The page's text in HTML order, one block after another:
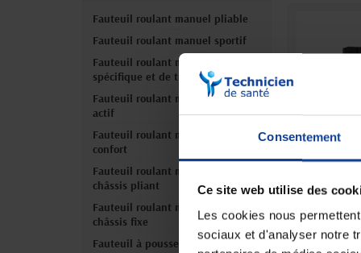
Consentement
Ce site web utilise des
Les cookies nous
sociaux et d'analyser notre
Fauteuil roulant manuel pliable
Fauteuil roulant manuel sportif
Fauteuil roulant manuel
spécifique et de transfert
Fauteuil roulant manuel médium
actif
Fauteuil roulant manuel de
confort
Fauteuil roulant manuel actif
châssis pliant
Fauteuil roulant manuel actif
châssis fixe
Fauteuil à pousser
pliant
En magasin